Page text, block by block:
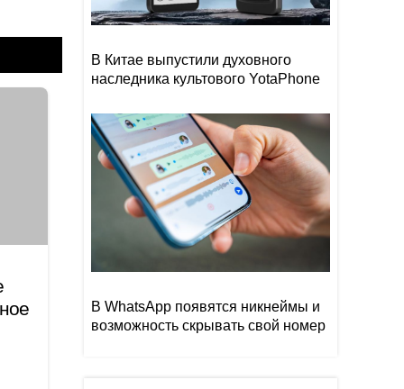
В Китае выпустили духовного
наследника культового YotaPhone
В WhatsApp появятся никнеймы и
возможность скрывать свой номер